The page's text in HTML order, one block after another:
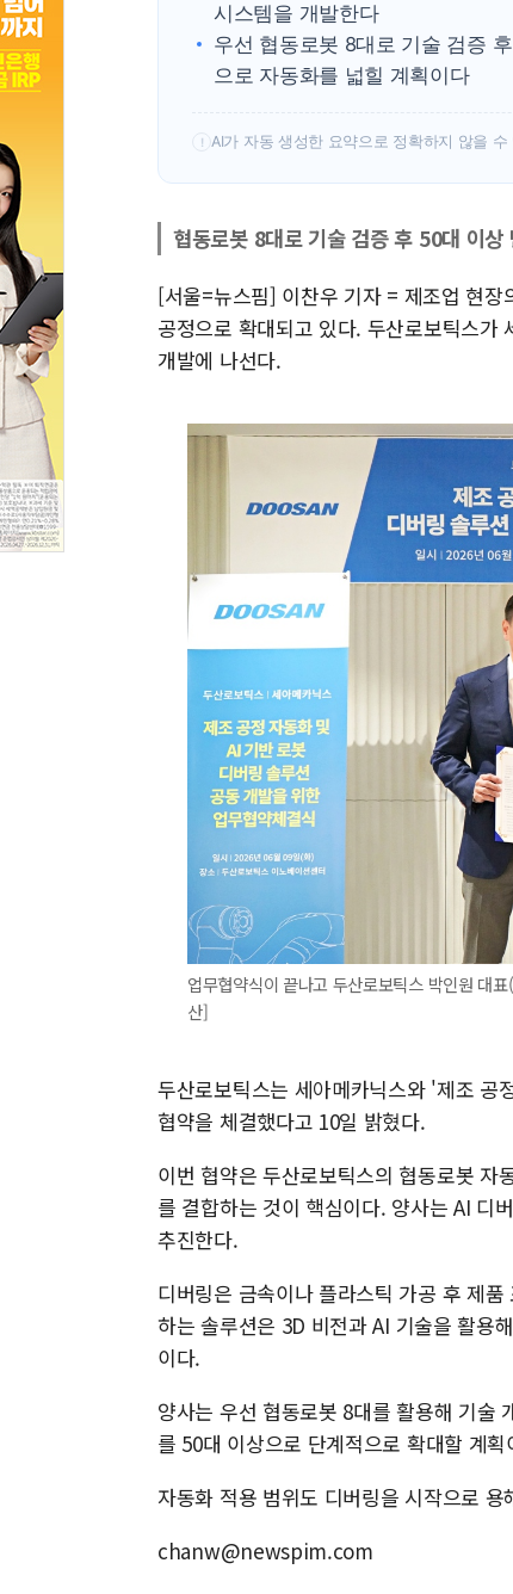
시스템을 개발한다
우선 협동로봇 8대로 기술 검증
으로 자동화를 넓힐 계획이다
! AI가 자동 생성한 요약으로 정확하지 않을 수
협동로봇 8대로 기술 검증 후 50대 이상
[서울=뉴스핌] 이찬우 기자 = 제조업 현
공정으로 확대되고 있다. 두산로보틱스가
개발에 나선다.
업무협약식이 끝나고 두산로보틱스 박인원 대
산]
두산로보틱스는 세아메카닉스와 '제조 공
협약을 체결했다고 10일 밝혔다.
이번 협약은 두산로보틱스의 협동로봇 자
를 결합하는 것이 핵심이다. 양사는 AI 디
추진한다.
디버링은 금속이나 플라스틱 가공 후 제
하는 솔루션은 3D 비전과 AI 기술을 활용
이다.
양사는 우선 협동로봇 8대를 활용해 기술
를 50대 이상으로 단계적으로 확대할 계획
자동화 적용 범위도 디버링을 시작으로
chanw@newspim.com